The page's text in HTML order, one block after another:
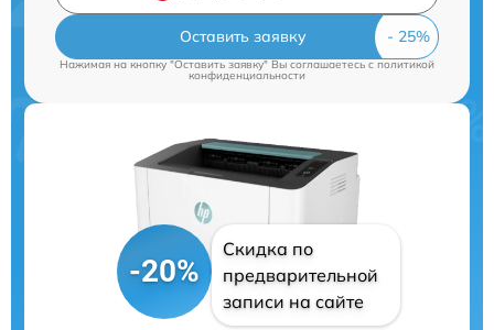
Оставить заявку
Нажимая на кнопку "Оставить заявку" Вы соглашаетесь cполитикой
конфиденциальности
-20%
Скидка по
предварительной
записи на сайте